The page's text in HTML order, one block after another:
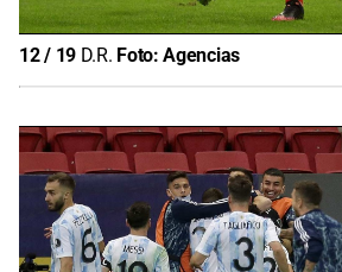
12/ 19 D.R. Foto:Agencias